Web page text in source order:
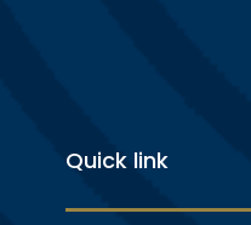
Quick link